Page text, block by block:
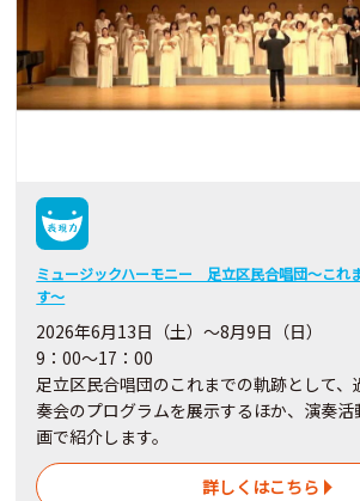
ミュージックハーモニー 足立区民合唱団～これ
す～
2026年6月13日（土）～8月9日（日）
9：00～17：00
足立区民合唱団のこれまでの軌跡として
奏会のプログラムを展示するほか、演奏
画で紹介します。
詳しくはこちら